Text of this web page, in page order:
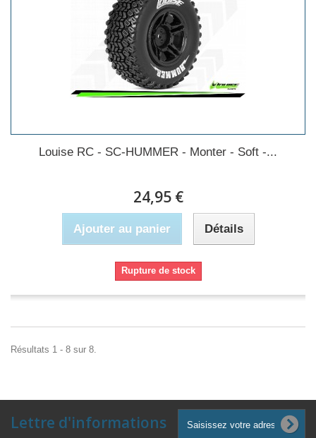
Louise RC - SC-HUMMER - Monter - Soft -...
24,95 €
Ajouter au panier Détails
Rupture de stock
Résultats 1 - 8 sur 8.
Lettre d'informations